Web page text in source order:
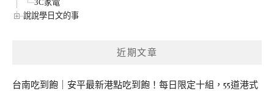
3C家電
說說學日文的事
近期文章
台南吃到飽｜安平最新港點吃到飽！每日限定十組，55道港式